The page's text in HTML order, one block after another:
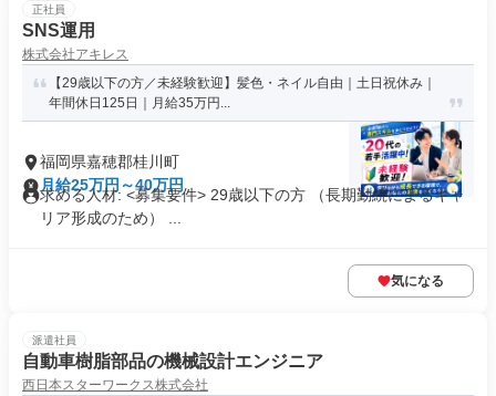
正社員
SNS運用
株式会社アキレス
【29歳以下の方／未経験歓迎】髪色・ネイル自由｜土日祝休み｜
年間休日125日｜月給35万円...
福岡県嘉穂郡桂川町
月給25万円～40万円
求める人材: <募集要件> 29歳以下の方 （長期勤続によるキャ
リア形成のため） ...
気になる
派遣社員
自動車樹脂部品の機械設計エンジニア
西日本スターワークス株式会社